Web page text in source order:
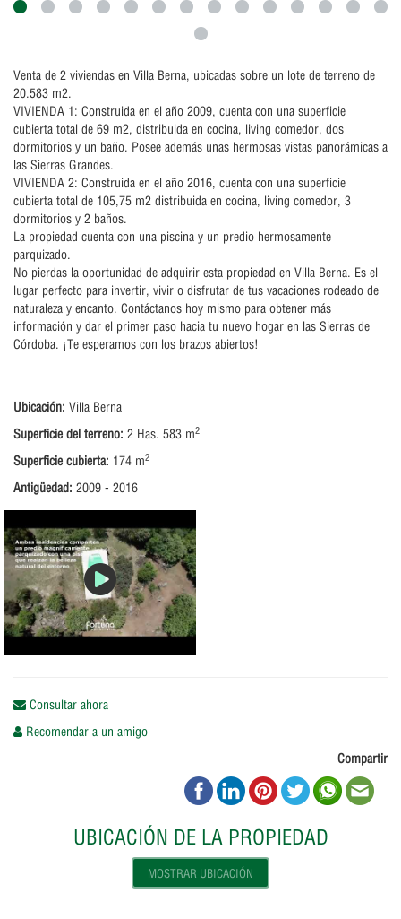
Venta de 2 viviendas en Villa Berna, ubicadas sobre un lote de terreno de
20.583 m2.
VIVIENDA 1: Construida en el año 2009, cuenta con una superficie
cubierta total de 69 m2, distribuida en cocina, living comedor, dos
dormitorios y un baño. Posee además unas hermosas vistas panorámicas a
las Sierras Grandes.
VIVIENDA 2: Construida en el año 2016, cuenta con una superficie
cubierta total de 105,75 m2 distribuida en cocina, living comedor, 3
dormitorios y 2 baños.
La propiedad cuenta con una piscina y un predio hermosamente
parquizado.
No pierdas la oportunidad de adquirir esta propiedad en Villa Berna. Es el
lugar perfecto para invertir, vivir o disfrutar de tus vacaciones rodeado de
naturaleza y encanto. Contáctanos hoy mismo para obtener más
información y dar el primer paso hacia tu nuevo hogar en las Sierras de
Córdoba. ¡Te esperamos con los brazos abiertos!
Ubicación: Villa Berna
Superficie del terreno: 2 Has. 583 m2
Superficie cubierta: 174 m2
Antigüedad: 2009 - 2016
Consultar ahora
Recomendar a un amigo
Compartir
UBICACIÓN DE LA PROPIEDAD
MOSTRAR UBICACIÓN